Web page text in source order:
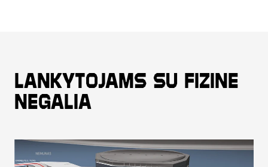
Lankytojams su fizine
negalia